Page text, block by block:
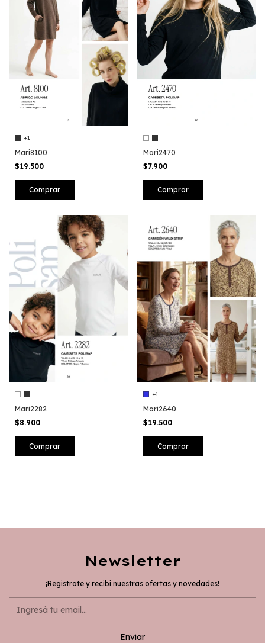
+1
Mari8100
$19.500
Comprar
Mari2470
$7.900
Comprar
Mari2282
$8.900
Comprar
+1
Mari2640
$19.500
Comprar
Newsletter
¡Registrate y recibí nuestras ofertas y novedades!